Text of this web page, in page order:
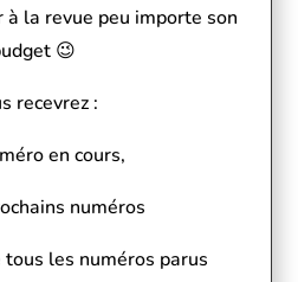
à la revue peu importe son
😉
recevrez :
en cours,
numéros
tous les numéros parus